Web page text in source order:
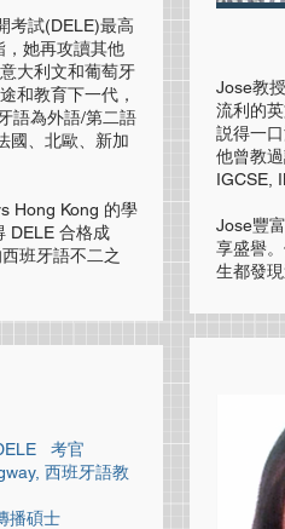
考試(DELE)最高
，她再攻讀其他
大利文和葡萄牙
和教育下一代，
語為外語/第二語
國、北歐、新加
Hong Kong 的學
DELE 合格成
班牙語不二之
考官
西班牙語教
播碩士
Jose教
流利的
説得一
他曾教
IGCSE,
Jose豐
享盛譽
生都發